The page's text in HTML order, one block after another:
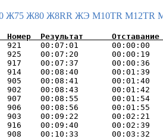
Ж75 Ж80 Ж8RR ЖЭ М10TR М12TR
921    00:07:01
925    00:07:20
917    00:07:37
р     914    00:08:40
905    00:08:41
902    00:08:43
907    00:08:55
906    00:08:56
903    00:09:22
916    00:09:40
908    00:10:33